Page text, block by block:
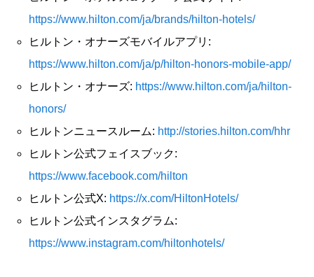
https://www.hilton.com/ja/brands/hilton-hotels/
ヒルトン・オナーズモバイルアプリ:
https://www.hilton.com/ja/p/hilton-honors-mobile-app/
ヒルトン・オナーズ: https://www.hilton.com/ja/hilton-
honors/
ヒルトンニュースルーム: http://stories.hilton.com/hhr
ヒルトン公式フェイスブック:
https://www.facebook.com/hilton
ヒルトン公式X: https://x.com/HiltonHotels/
ヒルトン公式インスタグラム:
https://www.instagram.com/hiltonhotels/